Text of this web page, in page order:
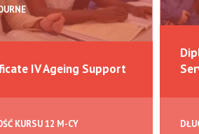
IV Ageing Support
KURSU 12 M-CY